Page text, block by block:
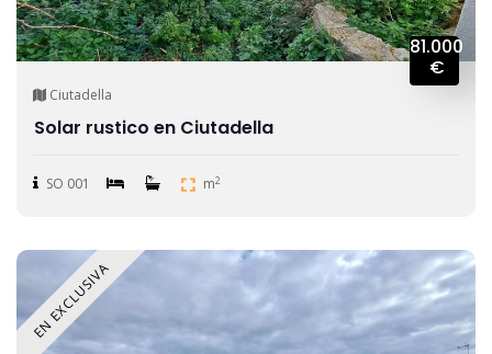
81.000
€
Ciutadella
Solar rustico en Ciutadella
SO 001 m2
EN EXCLUSIVA